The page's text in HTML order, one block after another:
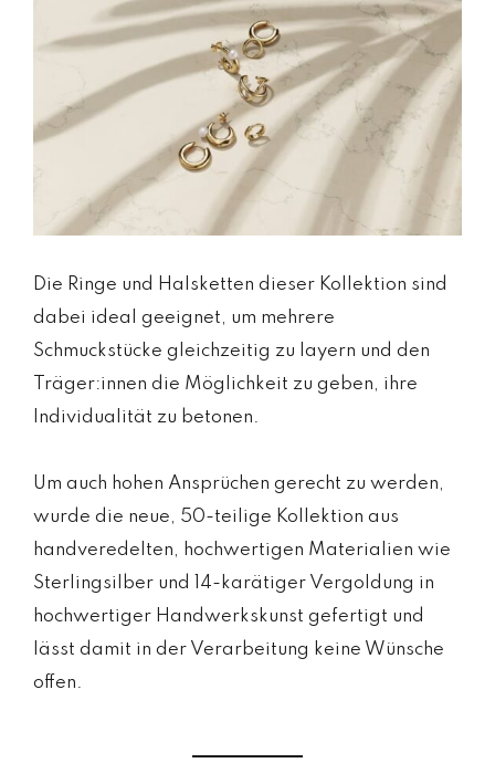
Die Ringe und Halsketten dieser Kollektion sind
dabei ideal geeignet, um mehrere
Schmuckstücke gleichzeitig zu layern und den
Träger:innen die Möglichkeit zu geben, ihre
Individualität zu betonen.
Um auch hohen Ansprüchen gerecht zu werden,
wurde die neue, 50-teilige Kollektion aus
handveredelten, hochwertigen Materialien wie
Sterlingsilber und 14-karätiger Vergoldung in
hochwertiger Handwerkskunst gefertigt und
lässt damit in der Verarbeitung keine Wünsche
offen.